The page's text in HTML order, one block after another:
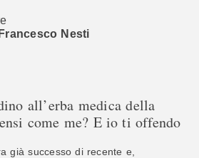
Nesti
all’erba medica della
come me? E io ti offendo
già successo di recente e,